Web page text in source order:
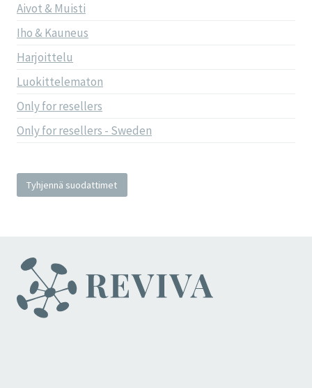
Aivot & Muisti
Iho & Kauneus
Harjoittelu
Luokittelematon
Only for resellers
Only for resellers - Sweden
Tyhjennä suodattimet